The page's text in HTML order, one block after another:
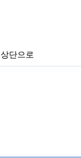
상단으로